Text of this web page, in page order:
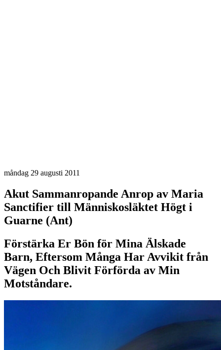
måndag 29 augusti 2011
Akut Sammanropande Anrop av Maria
Sanctifier till Människosläktet Högt i
Guarne (Ant)
Förstärka Er Bön för Mina Älskade
Barn, Eftersom Många Har Avvikit från
Vägen Och Blivit Förförda av Min
Motståndare.